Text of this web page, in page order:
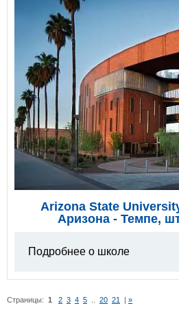
Arizona State
Аризона - Темпе,
Подробнее о школе
Страницы: 1 2 3 4 5 20 21 | »